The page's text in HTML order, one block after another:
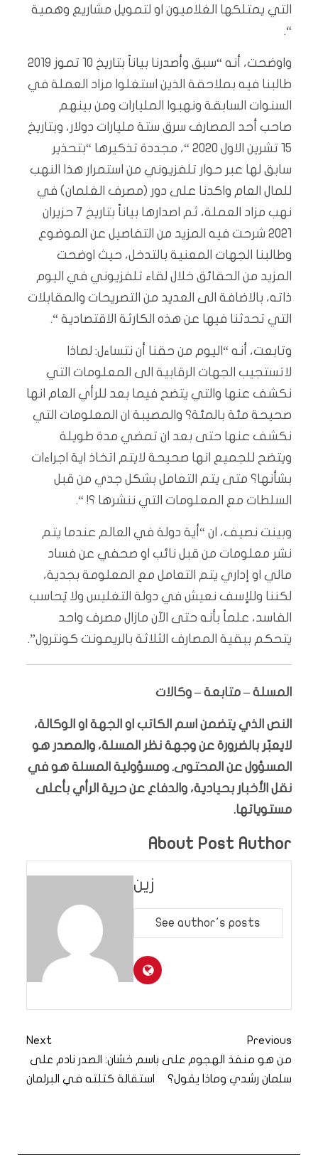
التي يمتلكها الغلاميون او لتمويل مشاريع وهمية
“.
واوضحت، أنه “سبق وأصدرنا بياناً بتاريخ 10 تموز 2019
طالبنا فيه بملاحقة الذين استغلوا مزاد العملة في
السنوات السابقة ونهبوا المليارات ومن بينهم
صاحب أحد المصارف سرق ستة مليارات دولار، وبتاريخ
15 تشرين الاول 2020 “، مجددة تذكيرها “بتحذير
سابق لها عبر حوار تلفزيوني من استمرار هذا النهب
للمال العام واكدنا على دور (مصرف الغلمان) في
نهب مزاد العملة، ثم اصدارها بياناً بتاريخ 7 حزيران
2021 شرحت فيه المزيد من التفاصيل عن الموضوع
وطالبنا الجهات المعنية بالتدخل، حيث اوضحت
المزيد من الحقائق خلال لقاء تلفزيوني في اليوم
ذاته، بالاضافة الى العديد من التصريحات والمقابلات
التي تحدثنا فيها عن هذه الكارثة الاقتصادية “.
وتابعت، أنه “اليوم من حقنا أن نتساءل: لماذا
لاتستجيب الجهات الرقابية الى المعلومات التي
نكشف عنها والتي يتضح فيما بعد للرأي العام انها
صحيحة مئة بالمئة؟ والمصيبة ان المعلومات التي
نكشف عنها حتى بعد ان تمضي مدة طويلة
ويتضح للجميع انها صحيحة لايتم اتخاذ اية اجراءات
بشأنها؟ متى يتم التعامل بشكل جدي من قبل
السلطات مع المعلومات التي ننشرها ؟! “.
وبينت نصيف، ان “أية دولة في العالم عندما يتم
نشر معلومات من قبل نائب او صحفي عن فساد
مالي او إداري يتم التعامل مع المعلومة بجدية،
لكننا وللإسف نعيش في دولة التغليس ولا يُحاسب
الفاسد، علماً بأنه حتى الآن مازال مصرف واحد
يتحكم ببقية المصارف الثلاثة بالريمونت كونترول”.
المسلة – متابعة – وكالات
النص الذي يتضمن اسم الكاتب او الجهة او الوكالة،
لايعبّر بالضرورة عن وجهة نظر المسلة، والمصدر هو
المسؤول عن المحتوى. ومسؤولية المسلة هو في
نقل الأخبار بحيادية، والدفاع عن حرية الرأي بأعلى
مستوياتها.
About Post Author
زين
See author's posts
Previous
من هو منفذ الهجوم على
سلمان رشدي وماذا يقول؟
Next
باسم خشان: الصدر نادم على
استقالة كتلته في البرلمان